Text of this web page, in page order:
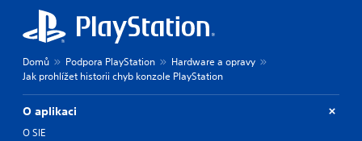
Domů Podpora PlayStation
Hardware a opravy
Jak prohlížet historii chyb konzole PlayStation
O aplikaci
O SIE